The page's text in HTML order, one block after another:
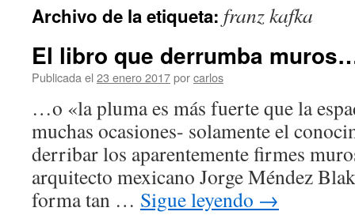
Archivo de la etiqueta: franz kafka
El libro que derrumba
Publicada el 23 enero 2017porcarlos
…o «la pluma es más fuerte que la
muchas ocasiones- solamente el
derribar los aparentemente firmes
arquitecto mexicano Jorge Méndez
forma tan … Sigue leyendo →